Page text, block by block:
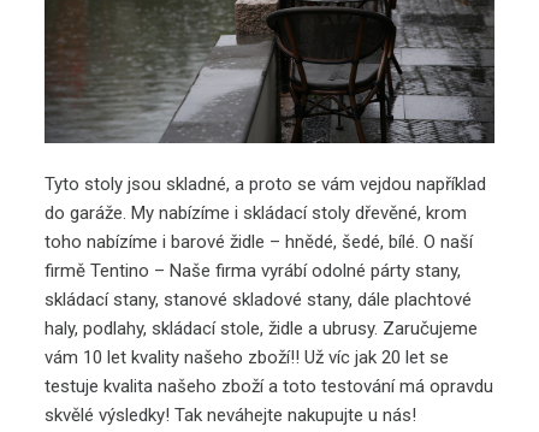
Tyto stoly jsou skladné, a proto se vám vejdou například
do garáže. My nabízíme i skládací stoly dřevěné, krom
toho nabízíme i barové židle – hnědé, šedé, bílé. O naší
firmě Tentino – Naše firma vyrábí odolné párty stany,
skládací stany, stanové skladové stany, dále plachtové
haly, podlahy, skládací stole, židle a ubrusy. Zaručujeme
vám 10 let kvality našeho zboží!! Už víc jak 20 let se
testuje kvalita našeho zboží a toto testování má opravdu
skvělé výsledky! Tak neváhejte nakupujte u nás!